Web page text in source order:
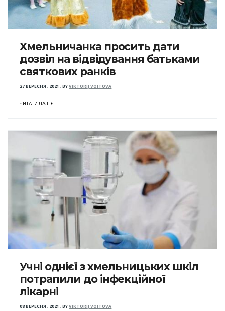
Хмельничанка просить дати
дозвіл на відвідування батьками
святкових ранків
27 ВЕРЕСНЯ , 2021 ,BYVIKTORIJ VOITOVA
ЧИТАТИ ДАЛІ
Учні однієї з хмельницьких шкіл
потрапили до інфекційної
лікарні
08 ВЕРЕСНЯ , 2021 ,BYVIKTORIJ VOITOVA